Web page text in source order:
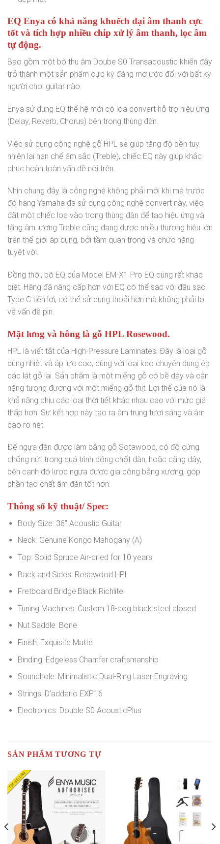
EQ Enya có khả năng khuếch đại âm thanh cực
tốt và tích hợp nhiều chip xử lý âm thanh, lọc âm
tự động.
Bao gồm một bộ thu âm Doube S0 Transacoustic khiến đây
trở thành một sản phẩm cực kỳ đáng mơ ước đối với bất kỳ
người chơi guitar nào.
Enya sử dụng EQ thế hệ mới có loa convert hỗ trợ hiệu ứng
(Delay, Reverb, Chorus) bên trong thùng đàn.
Việc sử dụng công nghệ gỗ HPL sẽ giúp tăng độ bền tuy
nhiên lại hạn chế âm sắc (Treble), chiếc EQ này giúp khắc
phục hoàn toàn vấn đề nói trên.
Nhìn chung đây là công nghệ không phải mới khi mà trước
đó hãng Yamaha đã sử dụng công nghệ convert này, việc
đặt một chiếc loa vào trong thùng đàn để tạo hiệu ứng và
tăng âm lượng Treble cũng đang được nhiều thương hiệu lớn
trên thế giới áp dụng, bởi tầm quan trọng và chức năng
tuyệt vời.
Đồng thời, bộ EQ của Model EM-X1 Pro EQ cũng rất khác
biệt. Hãng đã nâng cấp hơn với EQ có thể sạc với đầu sạc
Type C tiện lợi, có thể sử dụng thoải hơn mà không phải lo
về vấn đề pin.
Mặt lưng và hông là gỗ HPL Rosewood.
HPL là viết tắt của High-Pressure Laminates. Đây là loại gỗ
dùng nhiệt và áp lực cao, cùng với loại keo chuyên dụng ép
các lát gỗ lại. Sản phẩm là một miếng gỗ có bề dày và cân
nặng tương đương với một miếng gỗ thịt. Lợi thế của nó là
khả năng chịu các loại thời tiết khác nhau cao với mức giá
thấp hơn. Sự kết hợp này tạo ra âm trung tươi sáng và âm
cao rõ nét.
Đế ngựa đàn được làm bằng gỗ Sotawood, có độ cứng
chống nứt trong quá trình đóng chốt đàn, hoặc căng dây,
bên cạnh đó lược ngựa được gia công bằng xương, góp
phần tạo chất âm đàn tốt hơn.
Thông số kỹ thuật/ Spec:
Body Size: 36” Acoustic Guitar
Neck: Genuine Kongo Mahogany (A)
Top: Solid Spruce Air-dried for 10 years
Back and Sides: Rosewood HPL
Fretboard Bridge:Black Richlite
Tuning Machines: Custom 18-cog black steel closed
Nut Saddle: Bone
Finish: Exquisite Matte
Binding: Edgeless Chamfer craftsmanship
Soundhole: Minimalistic Dual-Ring Laser Engraving
Strings: D’addario EXP16
Electronics: Double S0 AcousticPlus
SẢN PHẨM TƯƠNG TỰ